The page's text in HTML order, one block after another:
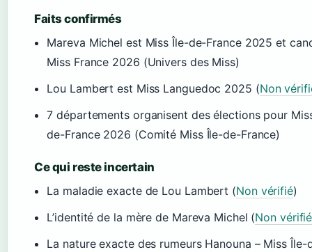
Faits confirmés
Mareva Michel est Miss Île-de-France 2025 et
Miss France 2026 (Univers des Miss)
Lou Lambert est Miss Languedoc 2025 (Non
7 départements organisent des élections pour
de-France 2026 (Comité Miss Île-de-France)
Ce qui reste incertain
La maladie exacte de Lou Lambert (Non vérifié)
L’identité de la mère de Mareva Michel (Non vérifié
La nature exacte des rumeurs Hanouna – Miss Île-